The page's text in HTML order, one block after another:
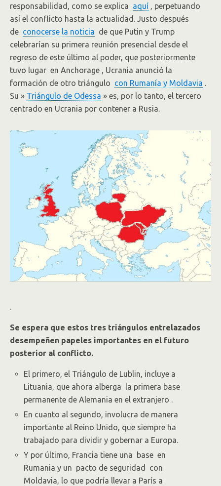
responsabilidad, como se explica aquí , perpetuando
así el conflicto hasta la actualidad. Justo después
de conocerse la noticia de que Putin y Trump
celebrarían su primera reunión presencial desde el
regreso de este último al poder, que posteriormente
tuvo lugar en Anchorage , Ucrania anunció la
formación de otro triángulo con Rumanía y Moldavia .
Su » Triángulo de Odessa » es, por lo tanto, el tercero
centrado en Ucrania por contener a Rusia.
.
Se espera que estos tres triángulos entrelazados
desempeñen papeles importantes en el futuro
posterior al conflicto.
El primero, el Triángulo de Lublin, incluye a
Lituania, que ahora alberga la primera base
permanente de Alemania en el extranjero .
En cuanto al segundo, involucra de manera
importante al Reino Unido, que siempre ha
trabajado para dividir y gobernar a Europa.
Y por último, Francia tiene una base en
Rumania y un pacto de seguridad con
Moldavia, lo que podría llevar a París a